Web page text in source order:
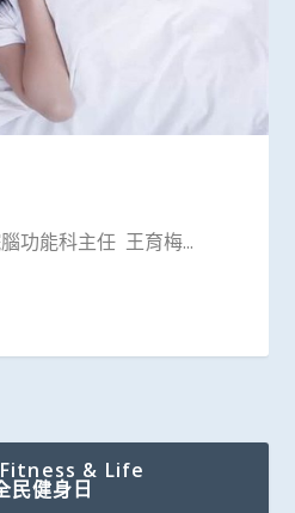
功能科主任 王育梅...
Fitness & Life
健身日